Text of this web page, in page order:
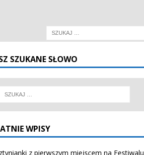
SZUKANE SŁOWO
WPISY
z pierwszym miejscem na Festiwalu